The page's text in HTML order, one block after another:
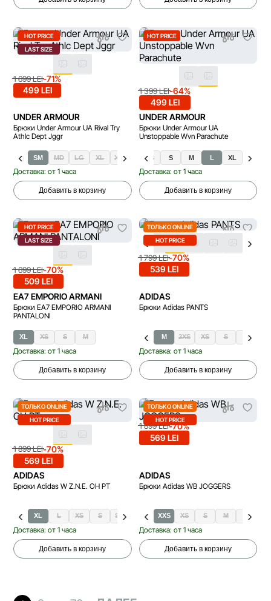
HOT PRICE
LAST SIZE
1 699 LEI-71%
499 LEI
UNDER ARMOUR
Брюки Under Armour UA Rival Try
Athlc Dept Jggr
SM MD LG XL XXL
Доставка: от 1 часа
Добавить в корзину
HOT PRICE
1 399 LEI-64%
499 LEI
UNDER ARMOUR
Брюки Under Armour UA
Unstoppable Wvn Parachute
XS S M L XL
Доставка: от 1 часа
Добавить в корзину
HOT PRICE
LAST SIZE
1 699 LEI-70%
509 LEI
EA7 EMPORIO ARMANI
Брюки EA7 EMPORIO ARMANI
PANTALONI
XL XS S M
Доставка: от 1 часа
Добавить в корзину
ТОЛЬКО ONLINE
HOT PRICE
1 799 LEI-70%
539 LEI
ADIDAS
Брюки Adidas PANTS
M 2XS XS S L
Доставка: от 1 часа
Добавить в корзину
ТОЛЬКО ONLINE
HOT PRICE
1 899 LEI-70%
569 LEI
ADIDAS
Брюки Adidas W Z.N.E. OH PT
XL L XS S S-T M-T L-T XL-T
Доставка: от 1 часа
Добавить в корзину
ТОЛЬКО ONLINE
HOT PRICE
1 899 LEI-70%
569 LEI
ADIDAS
Брюки Adidas WB JOGGERS
XXS XS S M L
Доставка: от 1 часа
Добавить в корзину